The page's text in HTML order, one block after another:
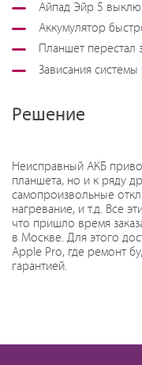
Айпад Эйр 5
Аккумулятор
Планшет перестал
Зависания
Решение
Неисправный АКБ
планшета, но и к ряду
самопроизвольные
нагревание, и т.д. Все
что пришло время
в Москве. Для этого
Apple Pro, где ремонт
гарантией.